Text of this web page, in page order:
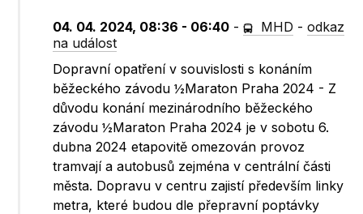
04. 04. 2024, 08:36 - 06:40 - MHD -odkaz
na událost
Dopravní opatření v souvislosti s konáním
běžeckého závodu ½Maraton Praha 2024 - Z
důvodu konání mezinárodního běžeckého
závodu ½Maraton Praha 2024 je v sobotu 6.
dubna 2024 etapovitě omezován provoz
tramvají a autobusů zejména v centrální části
města. Dopravu v centru zajistí především linky
metra, které budou dle přepravní poptávky